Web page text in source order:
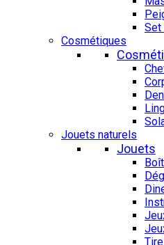
Set
Cosmétiques
Jouets naturels
Jouets